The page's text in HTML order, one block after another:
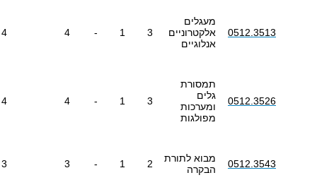
0512.3513
מעגלים
אלקטרוניים
אנלוגיים
3
1
-
4
4
0512.3526
תמסורת
גלים
ומערכות
מפולגות
3
1
-
4
4
0512.3543
מבוא לתורת
הבקרה
2
1
-
3
3